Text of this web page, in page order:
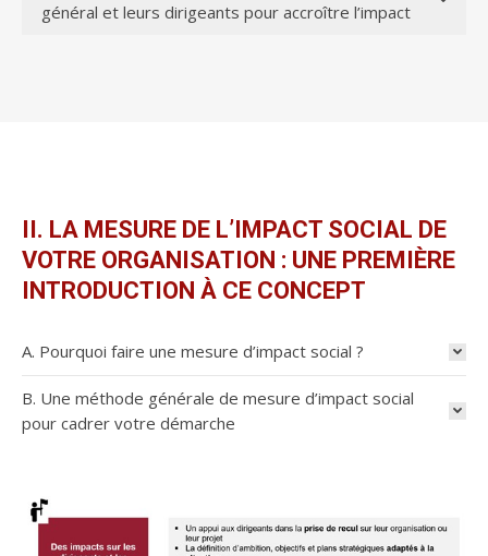
général et leurs dirigeants pour accroître l’impact
II. LA MESURE DE L’IMPACT SOCIAL DE
VOTRE ORGANISATION : UNE PREMIÈRE
INTRODUCTION À CE CONCEPT
A. Pourquoi faire une mesure d’impact social ?
B. Une méthode générale de mesure d’impact social
pour cadrer votre démarche